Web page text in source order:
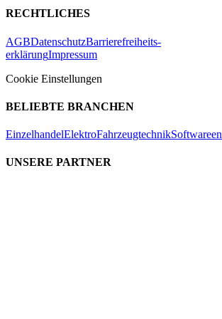
RECHTLICHES
AGBDatenschutzBarrierefreiheits-
erklärungImpressum
Cookie Einstellungen
BELIEBTE BRANCHEN
EinzelhandelElektroFahrzeugtechnik
UNSERE PARTNER